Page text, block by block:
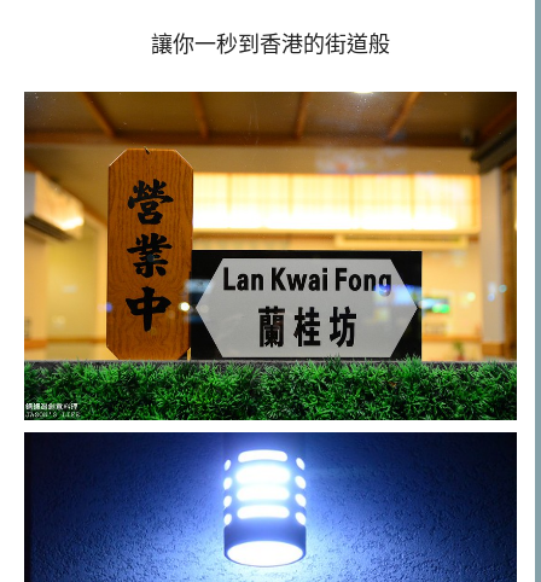
讓你一秒到香港的街道般